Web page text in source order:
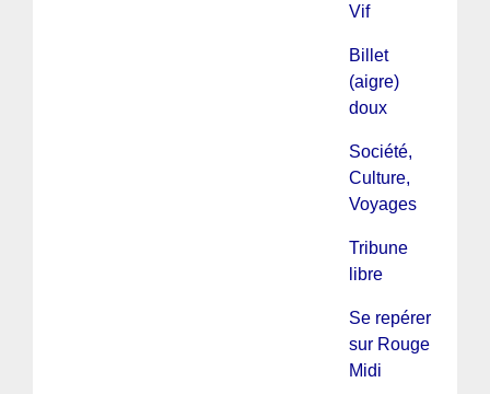
Vif
Billet
(aigre)
doux
Société,
Culture,
Voyages
Tribune
libre
Se repérer
sur Rouge
Midi